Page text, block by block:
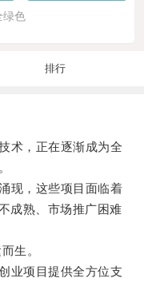
绿色
排行
，正在逐渐成为全
，这些项目面临着
成熟、市场推广困难
生。
项目提供全方位支